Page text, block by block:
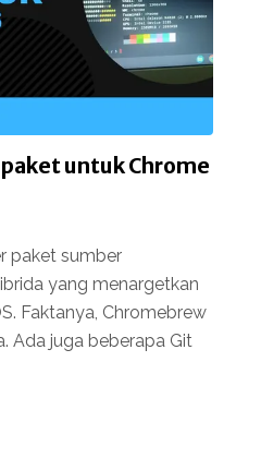
untuk Chrome
paket sumber
yang menargetkan
Faktanya, Chromebrew
Ada juga beberapa Git